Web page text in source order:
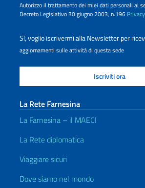
Autorizzo il trattamento dei miei dati personali ai
Decreto Legislativo 30 giugno 2003, n.196 Privacy
Sì, voglio iscrivermi alla Newsletter per
aggiornamenti sulle attività di questa sede
La Rete Farnesina
La Farnesina – il MAECI
La Rete diplomatica
Viaggiare sicuri
Dove siamo nel mondo